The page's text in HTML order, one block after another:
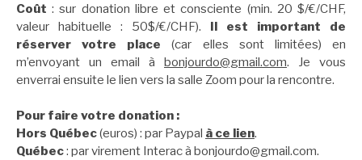
Coût : sur donation libre et consciente (min. 20 $/€/CHF,
valeur habituelle : 50$/€/CHF). Il est important de
réserver votre place (car elles sont limitées) en
m’envoyant un email à bonjourdo@gmail.com. Je vous
enverrai ensuite le lien vers la salle Zoom pour la rencontre.
Pour faire votre donation :
Hors Québec(euros) : par Paypal à ce lien.
Québec: par virement Interac à bonjourdo@gmail.com.